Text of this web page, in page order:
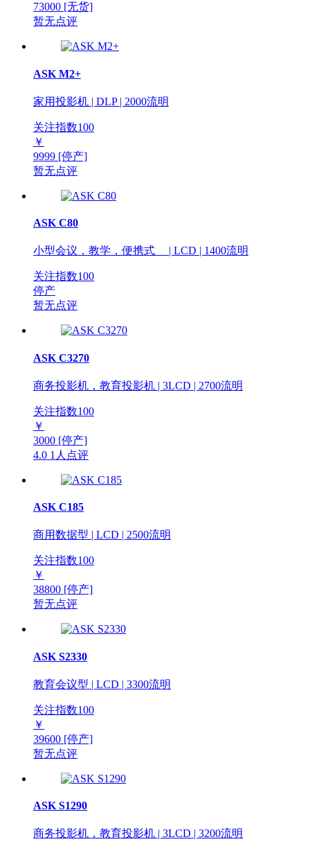
73000 [无货]
暂无点评
ASK M2+
家用投影机 | DLP | 2000流明
关注指数100
￥
9999 [停产]
暂无点评
ASK C80
小型会议，教学，便携式 | LCD | 1400流明
关注指数100
停产
暂无点评
ASK C3270
商务投影机，教育投影机 | 3LCD | 2700流明
关注指数100
￥
3000 [停产]
4.0 1人点评
ASK C185
商用数据型 | LCD | 2500流明
关注指数100
￥
38800 [停产]
暂无点评
ASK S2330
教育会议型 | LCD | 3300流明
关注指数100
￥
39600 [停产]
暂无点评
ASK S1290
商务投影机，教育投影机 | 3LCD | 3200流明